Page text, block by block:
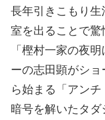
長年引きこもり生
室を出ることで
「樫村一家の夜
ーの志田顕がシ
ら始まる「アン
暗号を解いたタ